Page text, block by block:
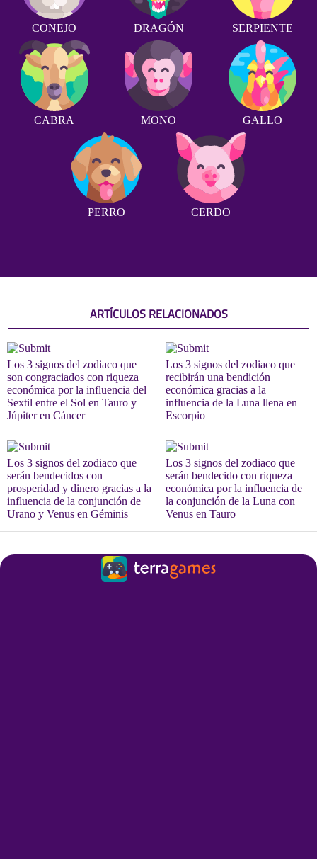
CONEJO DRAGÓN SERPIENTE
CABRA MONO GALLO
PERRO CERDO
ARTÍCULOS RELACIONADOS
Los 3 signos del zodiaco que
son congraciados con riqueza
económica por la influencia del
Sextil entre el Sol en Tauro y
Júpiter en Cáncer
Los 3 signos del zodiaco que
recibirán una bendición
económica gracias a la
influencia de la Luna llena en
Escorpio
Los 3 signos del zodiaco que
serán bendecidos con
prosperidad y dinero gracias a la
influencia de la conjunción de
Urano y Venus en Géminis
Los 3 signos del zodiaco que
serán bendecido con riqueza
económica por la influencia de
la conjunción de la Luna con
Venus en Tauro